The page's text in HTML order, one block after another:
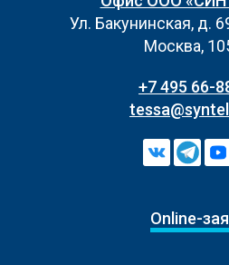
Ул. Бакунинская, д.
Москва,
+7 495 66-
Online-